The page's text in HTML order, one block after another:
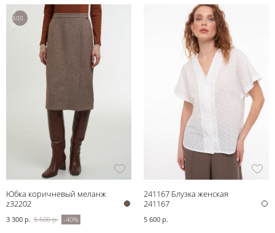
5
500
р.
Юбка коричневый меланж
z32202
3 300 р. 5 500 р. -40%
241167 Блузка женская
241167
5 600 р.